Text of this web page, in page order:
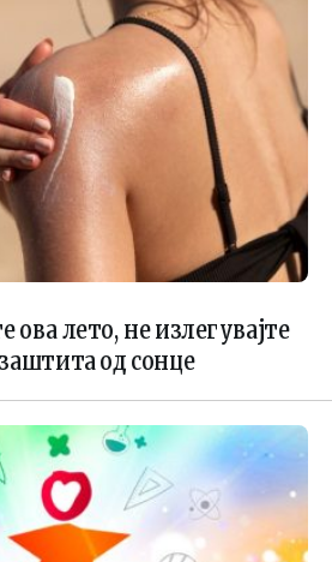
ова лето, не излегувајте
од сонце